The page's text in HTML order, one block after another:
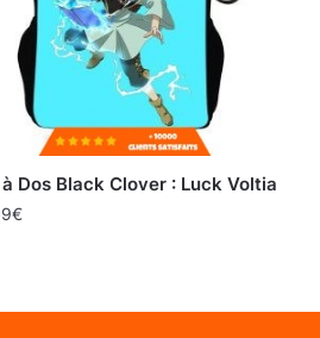
Dos Black Clover : Luck Voltia
€